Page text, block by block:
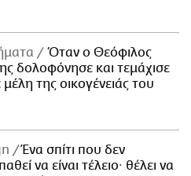
Όταν ο Θεόφιλος
δολοφόνησε και τεμάχισε
μέλη της οικογένειάς του
Ένα σπίτι που δεν
να είναι τέλειο· θέλει να